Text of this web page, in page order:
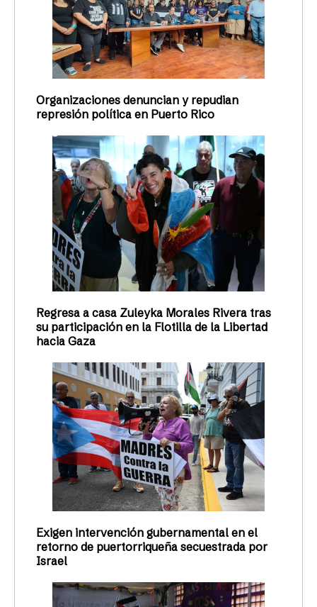
Organizaciones denuncian y repudian
represión política en Puerto Rico
Regresa a casa Zuleyka Morales Rivera tras
su participación en la Flotilla de la Libertad
hacia Gaza
Exigen intervención gubernamental en el
retorno de puertorriqueña secuestrada por
Israel